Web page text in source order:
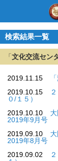
検索結果一覧
「 文化交流セン
2019.11.15
2019.10.15
０/１５）
2019.10.10
2019年9月号
2019.09.10
2019年8月号
2019.09.02